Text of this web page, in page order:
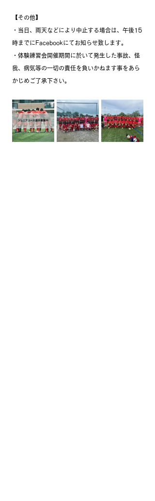
【その他】
・当日、雨天などにより中止する場合は、午後15
時までにFacebookにてお知らせ致します。
・体験練習会開催期間に於いて発生した事故、怪
我、病気等の一切の責任を負いかねます事をあら
かじめご了承下さい。